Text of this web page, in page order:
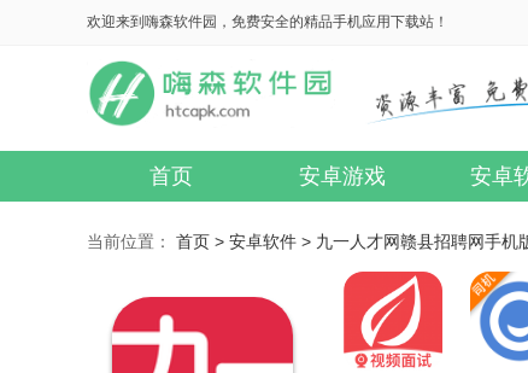
欢迎来到嗨森软件园，免费安全的精品手机应用下载站！
首页 安卓游戏 安卓
当前位置： 首页 > 安卓软件 > 九一人才网赣县招聘网手机